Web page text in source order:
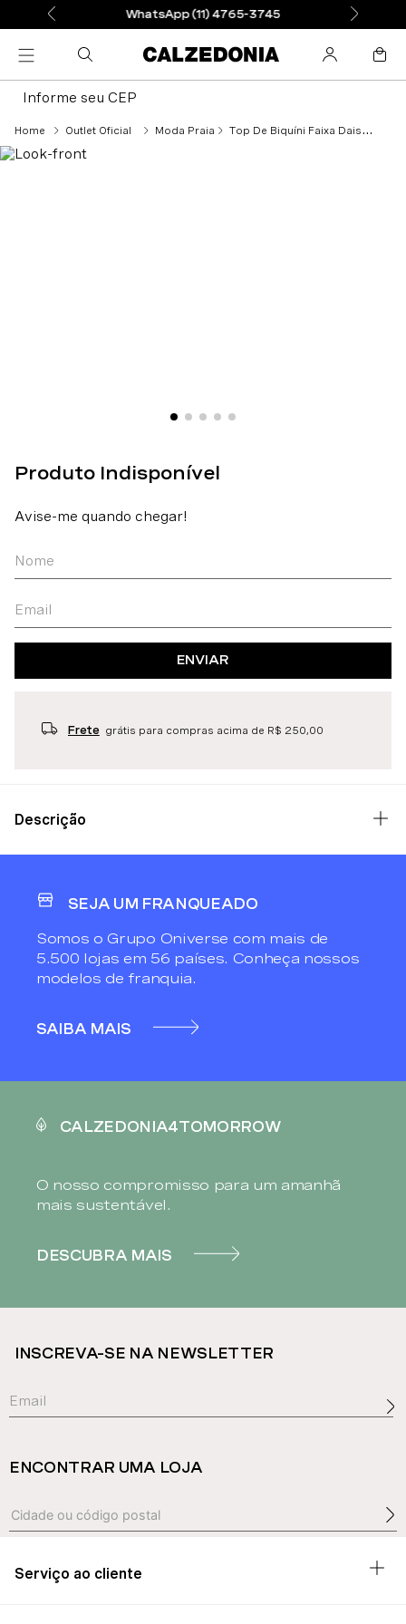
WhatsApp (11) 4765-3745
Informe seu CEP
Outlet Oficial Moda Praia Top De Biquíni Faixa Daisy - Azul
ENVIAR
Frete grátis para compras acima de R$ 250,00
Descrição
SEJA UM FRANQUEADO
Somos o Grupo Oniverse com mais de
5.500 lojas em 56 países. Conheça nossos
modelos de franquia.
SAIBA MAIS
CALZEDONIA4TOMORROW
O nosso compromisso para um amanhã
mais sustentável.
DESCUBRA MAIS
INSCREVA-SE NA NEWSLETTER
ENCONTRAR UMA LOJA
Serviço ao cliente